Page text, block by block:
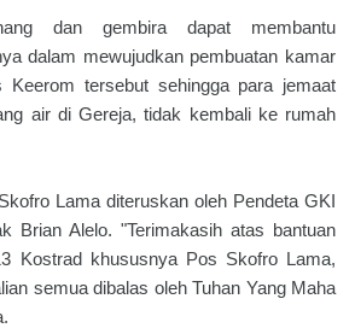
dan gembira dapat membantu
dalam mewujudkan pembuatan kamar
tersebut sehingga para jemaat
air di Gereja, tidak kembali ke rumah
Lama diteruskan oleh Pendeta GKI
Brian Alelo. "Terimakasih atas bantuan
Kostrad khususnya Pos Skofro Lama,
semua dibalas oleh Tuhan Yang Maha